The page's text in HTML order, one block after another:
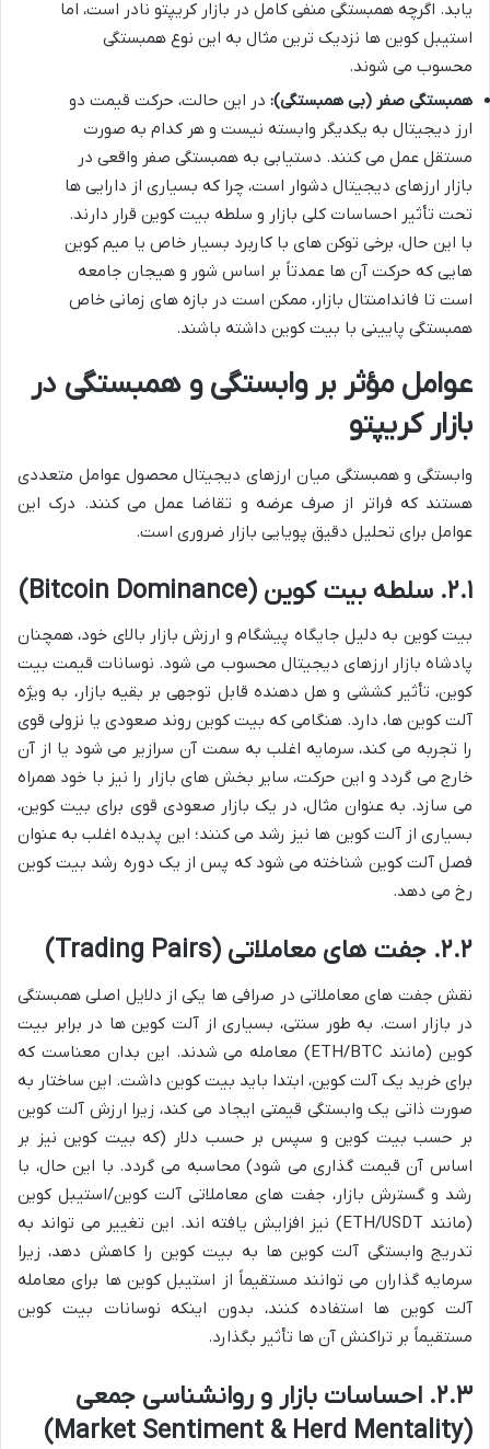
یابد. اگرچه همبستگی منفی کامل در بازار کریپتو نادر است، اما
استیبل کوین ها نزدیک ترین مثال به این نوع همبستگی
محسوب می شوند.
همبستگی صفر (بی همبستگی): در این حالت، حرکت قیمت دو
ارز دیجیتال به یکدیگر وابسته نیست و هر کدام به صورت
مستقل عمل می کنند. دستیابی به همبستگی صفر واقعی در
بازار ارزهای دیجیتال دشوار است، چرا که بسیاری از دارایی ها
تحت تأثیر احساسات کلی بازار و سلطه بیت کوین قرار دارند.
با این حال، برخی توکن های با کاربرد بسیار خاص یا میم کوین
هایی که حرکت آن ها عمدتاً بر اساس شور و هیجان جامعه
است تا فاندامنتال بازار، ممکن است در بازه های زمانی خاص
همبستگی پایینی با بیت کوین داشته باشند.
عوامل مؤثر بر وابستگی و همبستگی در
بازار کریپتو
وابستگی و همبستگی میان ارزهای دیجیتال محصول عوامل متعددی
هستند که فراتر از صرف عرضه و تقاضا عمل می کنند. درک این
عوامل برای تحلیل دقیق پویایی بازار ضروری است.
۲.۱. سلطه بیت کوین (Bitcoin Dominance)
بیت کوین به دلیل جایگاه پیشگام و ارزش بازار بالای خود، همچنان
پادشاه بازار ارزهای دیجیتال محسوب می شود. نوسانات قیمت بیت
کوین، تأثیر کششی و هل دهنده قابل توجهی بر بقیه بازار، به ویژه
آلت کوین ها، دارد. هنگامی که بیت کوین روند صعودی یا نزولی قوی
را تجربه می کند، سرمایه اغلب به سمت آن سرازیر می شود یا از آن
خارج می گردد و این حرکت، سایر بخش های بازار را نیز با خود همراه
می سازد. به عنوان مثال، در یک بازار صعودی قوی برای بیت کوین،
بسیاری از آلت کوین ها نیز رشد می کنند؛ این پدیده اغلب به عنوان
فصل آلت کوین شناخته می شود که پس از یک دوره رشد بیت کوین
رخ می دهد.
۲.۲. جفت های معاملاتی (Trading Pairs)
نقش جفت های معاملاتی در صرافی ها یکی از دلایل اصلی همبستگی
در بازار است. به طور سنتی، بسیاری از آلت کوین ها در برابر بیت
کوین (مانند ETH/BTC) معامله می شدند. این بدان معناست که
برای خرید یک آلت کوین، ابتدا باید بیت کوین داشت. این ساختار به
صورت ذاتی یک وابستگی قیمتی ایجاد می کند، زیرا ارزش آلت کوین
بر حسب بیت کوین و سپس بر حسب دلار (که بیت کوین نیز بر
اساس آن قیمت گذاری می شود) محاسبه می گردد. با این حال، با
رشد و گسترش بازار، جفت های معاملاتی آلت کوین/استیبل کوین
(مانند ETH/USDT) نیز افزایش یافته اند. این تغییر می تواند به
تدریج وابستگی آلت کوین ها به بیت کوین را کاهش دهد، زیرا
سرمایه گذاران می توانند مستقیماً از استیبل کوین ها برای معامله
آلت کوین ها استفاده کنند، بدون اینکه نوسانات بیت کوین
مستقیماً بر تراکنش آن ها تأثیر بگذارد.
۲.۳. احساسات بازار و روانشناسی جمعی
(Market Sentiment & Herd Mentality)